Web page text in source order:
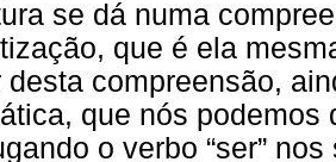
se dá numa
que é ela
desta compreensão,
que nós podemos
o verbo “ser”